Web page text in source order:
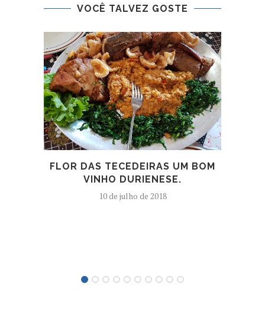
VOCÊ TALVEZ GOSTE
FLOR DAS TECEDEIRAS UM BOM
VINHO DURIENESE.
10 de julho de 2018